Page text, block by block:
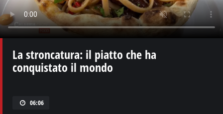
La stroncatura: il piatto che ha
conquistato il mondo
06:06